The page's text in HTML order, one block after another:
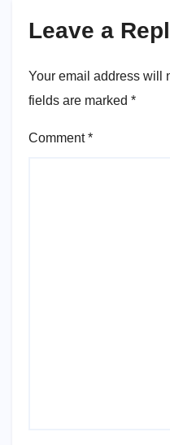
Leave a
Your email address will
fields are marked *
Comment*